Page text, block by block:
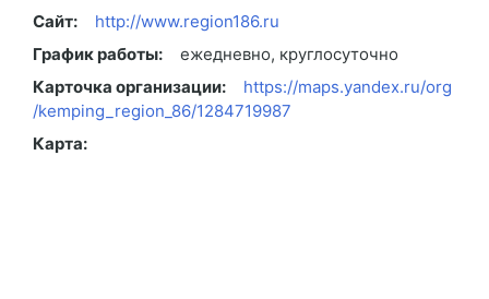
Сайт:
http://www.region186.ru
График работы:
ежедневно, круглосуточно
Карточка организации:
https://maps.yandex.ru/org
/kemping_region_86/1284719987
Карта: